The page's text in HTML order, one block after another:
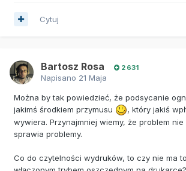
Cytuj
Bartosz Rosa 2 631
Napisano 21 Maja
Można by tak powiedzieć, że podsycanie
jakimś środkiem przymusu
, który jakiś
wywiera. Przynajmniej wiemy, że problem nie
sprawia problemy.
Co do czytelności wydruków, to czy nie ma